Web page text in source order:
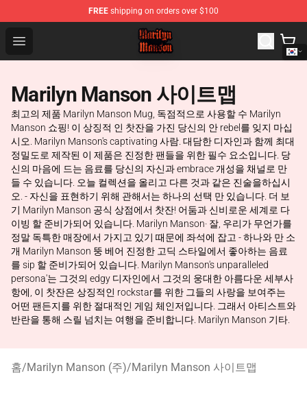
FREE shipping on orders over $100
Open menu
Marilyn Manson Shop - Official Marilyn Manson
Marilyn Manson 사이트맵
최고의 제품 Marilyn Manson Mug, 독점적으로 사용할 수 Marilyn
Manson 쇼핑! 이 상징적 인 찻잔을 가진 당신의 안 rebel를 잊지 마십
시오. Marilyn Manson's captivating 사람. 대담한 디자인과 함께 최대
정밀도로 제작된 이 제품은 진정한 팬들을 위한 필수 요소입니다. 당
신의 마음에 드는 음료를 당신의 자신과 embrace 개성을 채널로 만
들 수 있습니다. 오늘 컬렉션을 올리고 다른 것과 같은 진술을하십시
오. - 자신을 표현하기 위해 관해서는 하나의 선택 만 있습니다. 더 보
기 Marilyn Manson 공식 상점에서 찻잔! 어둠과 신비로운 세계로 다
이빙 할 준비가되어 있습니다. Marilyn Manson· 잘, 우리가 무언가를
정말 독특한 매장에서 가지고 있기 때문에 좌석에 잡고 - 하나와 만 소
개 Marilyn Manson 뚱 베어 진정한 고딕 스타일에서 좋아하는 음료
를 sip 할 준비가되어 있습니다. Marilyn Manson's unparalleled
persona'는 그것의 edgy 디자인에서 그것의 웅대한 아름다운 세부사
항에, 이 찻잔은 상징적인 rockstar를 위한 그들의 사랑을 보여주는
어떤 팬든지를 위한 절대적인 게임 체인저입니다. 그래서 아티스트와
반란을 통해 스릴 넘치는 여행을 준비합니다. Marilyn Manson 기타.
홈/Marilyn Manson (주)/Marilyn Manson 사이트맵